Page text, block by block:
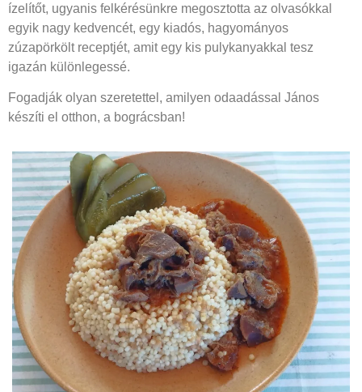
ízelítőt, ugyanis felkérésünkre megosztotta az olvasókkal
egyik nagy kedvencét, egy kiadós, hagyományos
zúzapörkölt receptjét, amit egy kis pulykanyakkal tesz
igazán különlegessé.
Fogadják olyan szeretettel, amilyen odaadással János
készíti el otthon, a bográcsban!